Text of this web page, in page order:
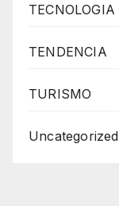
TECNOLOGIA
TENDENCIA
TURISMO
Uncategorized